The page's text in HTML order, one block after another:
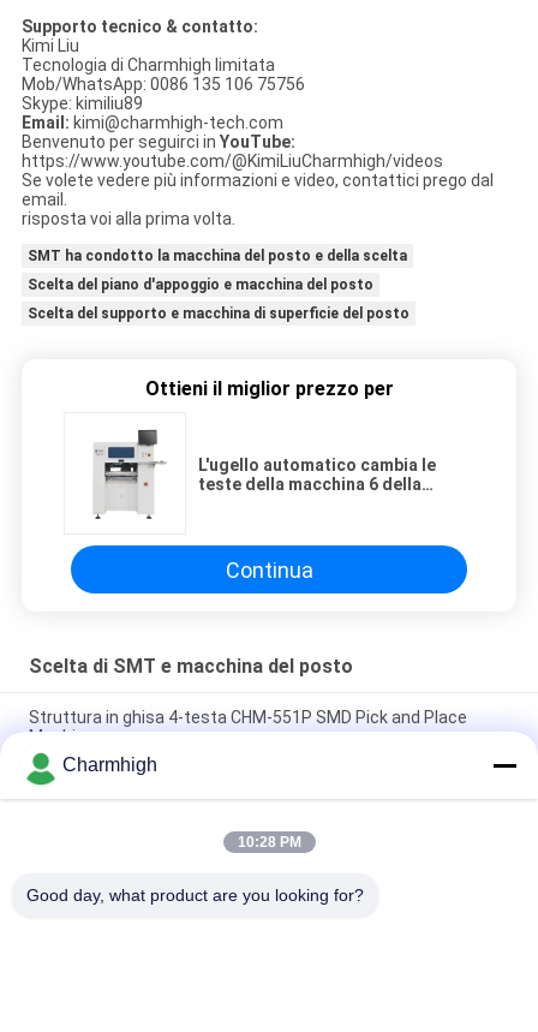
Supporto tecnico & contatto:
Kimi Liu
Tecnologia di Charmhigh limitata
Mob/WhatsApp: 0086 135 106 75756
Skype: kimiliu89
Email: kimi@charmhigh-tech.com
Benvenuto per seguirci in YouTube:
https://www.youtube.com/@KimiLiuCharmhigh/videos
Se volete vedere più informazioni e video, contattici prego dal
email.
risposta voi alla prima volta.
SMT ha condotto la macchina del posto e della scelta
Scelta del piano d'appoggio e macchina del posto
Scelta del supporto e macchina di superficie del posto
Ottieni il miglior prezzo per
L'ugello automatico cambia le
teste della macchina 6 della
Continua
Scelta di SMT e macchina del posto
Struttura in ghisa 4-testa CHM-551P SMD Pick and Place
Machine
Modulo TC06 di precisione elevata con design stretto,
macchina SMT pick and place, 6 teste, supporta 01005
Charmhigh TM08 Macchina per il posizionamento del
Charmhigh
10:28 PM
Good day, what product are you looking for?